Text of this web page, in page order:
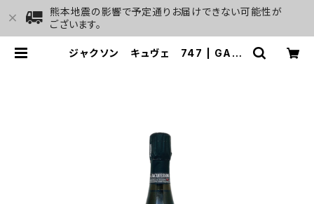
熊本地震の影響で予定通りお届けできない可能性が
ございます。
ジャクソン キュヴェ 747 | GALL